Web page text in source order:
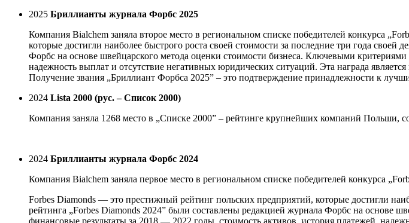
2025 Бриллианты журнала Форбс 2025
Компания Bialchem ​​заняла второе место в региональном списке победителей конкурса
которые достигли наиболее быстрого роста своей стоимости за последние три года своей
Форбс на основе швейцарского метода оценки стоимости бизнеса. Ключевыми
надежность выплат и отсутствие негативных юридических ситуаций. Эта награда
Получение звания „Бриллиант Форбса 2025” – это подтверждение принадлежности к
2024 Lista 2000 (рус. – Список 2000)
Компания заняла 1268 место в „Списке 2000” – рейтинге крупнейших компаний Польши,
2024 Бриллианты журнала Форбс 2024
Компания Bialchem ​​заняла первое место в региональном списке победителей конкурса
Forbes Diamonds — это престижный рейтинг польских предприятий, которые достигли
рейтинга „Forbes Diamonds 2024” были составлены редакцией журнала Форбс на основе